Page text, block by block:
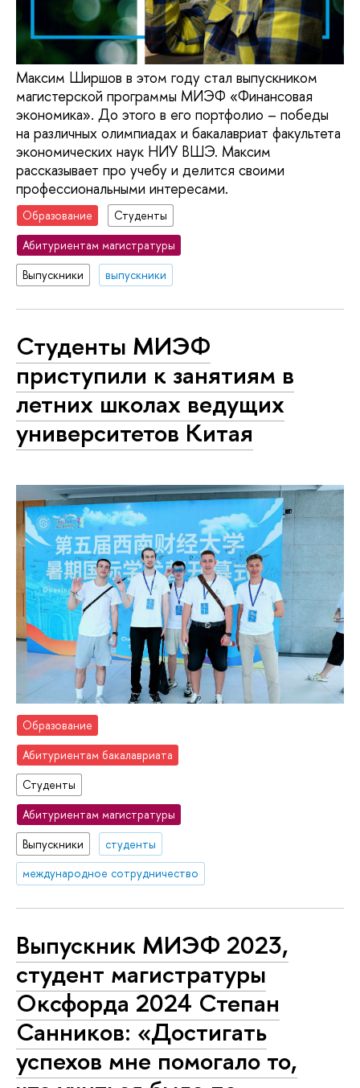
Максим Ширшов в этом году стал выпускником
магистерской программы МИЭФ «Финансовая
экономика». До этого в его портфолио – победы
на различных олимпиадах и бакалавриат факультета
экономических наук НИУ ВШЭ. Максим
рассказывает про учебу и делится своими
профессиональными интересами.
Образование
Студенты
Абитуриентам магистратуры
Выпускники
выпускники
Студенты МИЭФ
приступили к занятиям в
летних школах ведущих
университетов Китая
Образование
Абитуриентам бакалавриата
Студенты
Абитуриентам магистратуры
Выпускники
студенты
международное сотрудничество
Выпускник МИЭФ 2023,
студент магистратуры
Оксфорда 2024 Степан
Санников: «Достигать
успехов мне помогало то,